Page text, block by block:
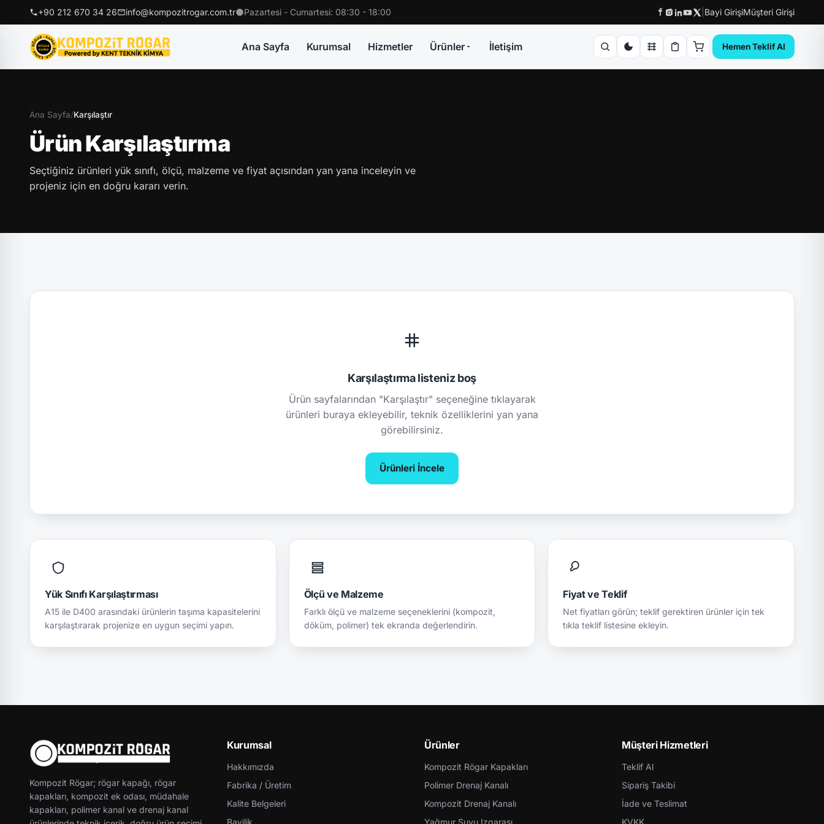
+90 212 670 34 26 info@kompozitrogar.com.tr Pazartesi - Cumartesi: 08:30 - 18:00 Bayi GirişiMüşteri Girişi
Ana Sayfa Kurumsal Hizmetler Ürünler İletişim Hemen Teklif Al
Ana Sayfa/Karşılaştır
Ürün Karşılaştırma
Seçtiğiniz ürünleri yük sınıfı, ölçü, malzeme ve fiyat açısından yan yana inceleyin ve
projeniz için en doğru kararı verin.
Karşılaştırma listeniz boş
Ürün sayfalarından "Karşılaştır" seçeneğine tıklayarak
ürünleri buraya ekleyebilir, teknik özelliklerini yan yana
görebilirsiniz.
Ürünleri İncele
Yük Sınıfı Karşılaştırması
A15 ile D400 arasındaki ürünlerin taşıma kapasitelerini
karşılaştırarak projenize en uygun seçimi yapın.
Ölçü ve Malzeme
Farklı ölçü ve malzeme seçeneklerini (kompozit,
döküm, polimer) tek ekranda değerlendirin.
Fiyat ve Teklif
Net fiyatları görün; teklif gerektiren ürünler için tek
tıkla teklif listesine ekleyin.
Kompozit Rögar; rögar kapağı, rögar
kapakları, kompozit ek odası, müdahale
kapakları, polimer kanal ve drenaj kanal
Kurumsal
Hakkımızda
Fabrika / Üretim
Kalite Belgeleri
Bayilik
Ürünler
Kompozit Rögar Kapakları
Polimer Drenaj Kanalı
Kompozit Drenaj Kanalı
Yağmur Suyu Izgarası
Müşteri Hizmetleri
Teklif Al
Sipariş Takibi
İade ve Teslimat
KVKK